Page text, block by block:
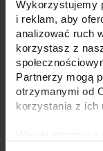
Wykorzystujemy
i reklam, aby
analizować ruch
korzystasz z
Partnerzy mogą
otrzymanymi od
korzystania z ich
Podmiot
Kraków, Polska |
LUMINES
LED 40W